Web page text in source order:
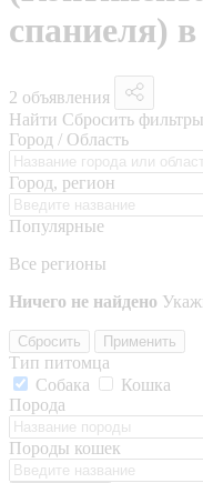
спаниеля)
2 объявления
Найти Сбросить фильтры
Город / Область
Город, регион
Популярные
Все регионы
Ничего не найдено
Сбросить Применить
Тип питомца
Собака
Кошка
Порода
Породы кошек